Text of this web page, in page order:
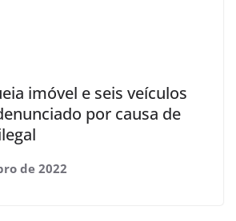
imóvel e seis veículos
por causa de
de 2022